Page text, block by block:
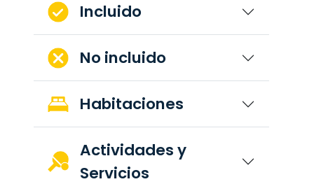
Incluido
No incluido
Habitaciones
Actividades y
Servicios